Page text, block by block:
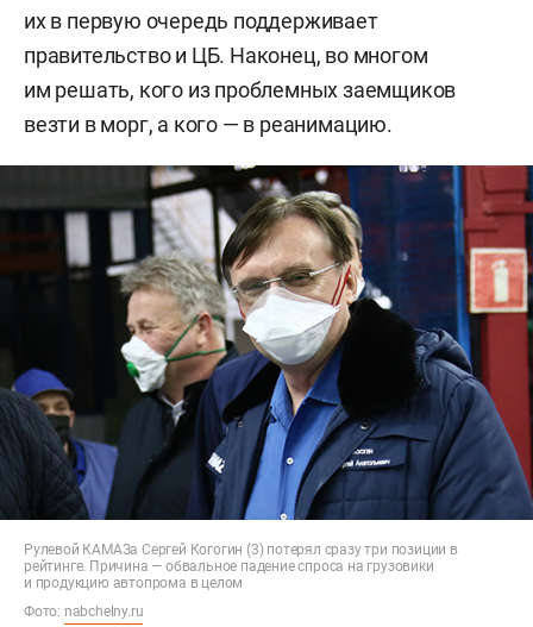
их в первую очередь поддерживает
правительство и ЦБ. Наконец, во многом
им решать, кого из проблемных заемщиков
везти в морг, а кого — в реанимацию.
Рулевой КАМАЗа Сергей Когогин (3) потерял сразу три позиции в
рейтинге. Причина — обвальное падение спроса на грузовики
и продукцию автопрома в целом
Фото: nabchelny.ru